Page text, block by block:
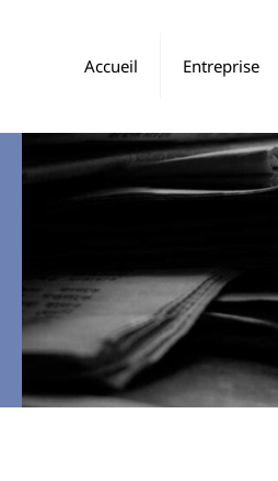
Accueil Entreprise